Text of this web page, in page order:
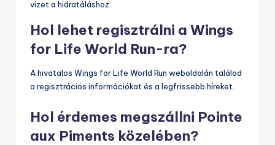
vizet a hidratáláshoz.
Hol lehet regisztrálni a Wings
for Life World Run-ra?
A hivatalos Wings for Life World Run weboldalán találod
a regisztrációs információkat és a legfrissebb híreket.
Hol érdemes megszállni Pointe
aux Piments közelében?